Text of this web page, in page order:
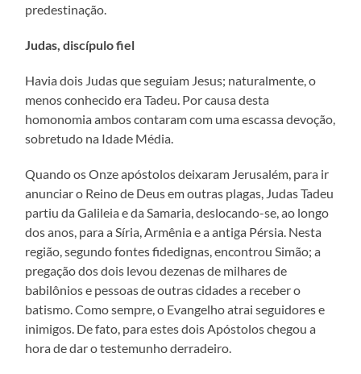
predestinação.
Judas, discípulo fiel
Havia dois Judas que seguiam Jesus; naturalmente, o
menos conhecido era Tadeu. Por causa desta
homonomia ambos contaram com uma escassa devoção,
sobretudo na Idade Média.
Quando os Onze apóstolos deixaram Jerusalém, para ir
anunciar o Reino de Deus em outras plagas, Judas Tadeu
partiu da Galileia e da Samaria, deslocando-se, ao longo
dos anos, para a Síria, Armênia e a antiga Pérsia. Nesta
região, segundo fontes fidedignas, encontrou Simão; a
pregação dos dois levou dezenas de milhares de
babilônios e pessoas de outras cidades a receber o
batismo. Como sempre, o Evangelho atrai seguidores e
inimigos. De fato, para estes dois Apóstolos chegou a
hora de dar o testemunho derradeiro.